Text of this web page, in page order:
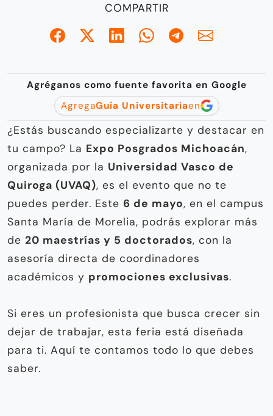
COMPARTIR
Agréganos como fuente favorita en Google
AgregaGuía Universitariaen
¿Estás buscando especializarte y destacar en
tu campo? La Expo Posgrados Michoacán,
organizada por la Universidad Vasco de
Quiroga (UVAQ), es el evento que no te
puedes perder. Este 6 de mayo, en el campus
Santa María de Morelia, podrás explorar más
de 20 maestrías y 5 doctorados, con la
asesoría directa de coordinadores
académicos y promociones exclusivas.
Si eres un profesionista que busca crecer sin
dejar de trabajar, esta feria está diseñada
para ti. Aquí te contamos todo lo que debes
saber.